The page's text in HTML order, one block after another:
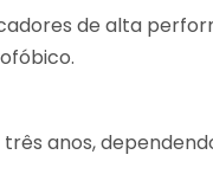
de alta
anos,